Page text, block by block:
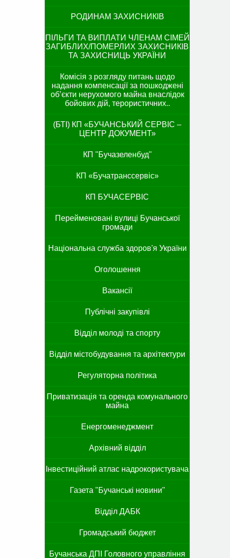
РОДИНАМ ЗАХИСНИКІВ
ПІЛЬГИ ТА ВИПЛАТИ ЧЛЕНАМ СІМЕЙ
ЗАГИБЛИХ/ПОМЕРЛИХ ЗАХИСНИКІВ
ТА ЗАХИСНИЦЬ УКРАЇНИ
Комісія з розгляду питань щодо
надання компенсації за пошкоджені
об’єкти нерухомого майна внаслідок
бойових дій, терористичних..
(БТІ) КП «БУЧАНСЬКИЙ СЕРВІС –
ЦЕНТР ДОКУМЕНТ»
КП "Бучазеленбуд"
КП «Бучатранссервіс»
КП БУЧАСЕРВІС
Перейменовані вулиці Бучанської
громади
Національна служба здоров'я України
Оголошення
Вакансії
Публічні закупівлі
Відділ молоді та спорту
Відділ містобудування та архітектури
Регуляторна політика
Приватизація та оренда комунального
майна
Енергоменеджмент
Архівний відділ
Інвестиційний атлас надрокористувача
Газета "Бучанські новини"
Відділ ДАБК
Громадський бюджет
Бучанська ДПІ Головного управління